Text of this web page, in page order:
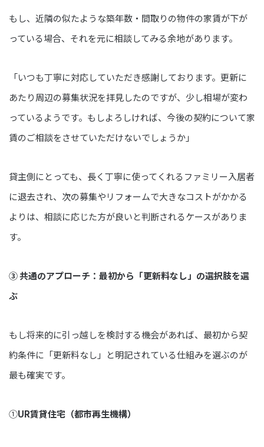
もし、近隣の似たような築年数・間取りの物件の家賃が下が
っている場合、それを元に相談してみる余地があります。
「いつも丁寧に対応していただき感謝しております。更新に
あたり周辺の募集状況を拝見したのですが、少し相場が変わ
っているようです。もしよろしければ、今後の契約について家
賃のご相談をさせていただけないでしょうか」
貸主側にとっても、長く丁寧に使ってくれるファミリー入居者
に退去され、次の募集やリフォームで大きなコストがかかる
よりは、相談に応じた方が良いと判断されるケースがありま
す。
③ 共通のアプローチ：最初から「更新料なし」の選択肢を選
ぶ
もし将来的に引っ越しを検討する機会があれば、最初から契
約条件に「更新料なし」と明記されている仕組みを選ぶのが
最も確実です。
①UR賃貸住宅（都市再生機構）